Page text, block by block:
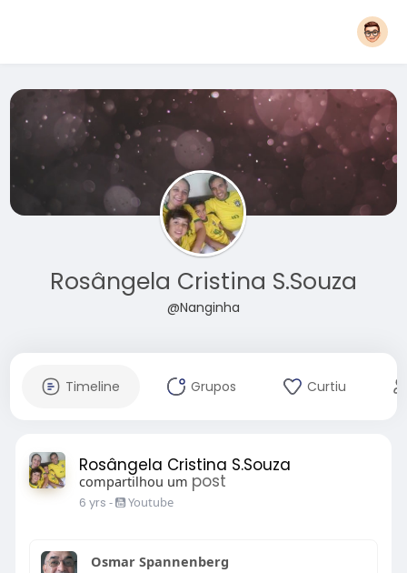
Rosângela Cristina S.Souza
@Nanginha
Timeline Grupos Curtiu
Rosângela Cristina S.Souza
compartilhou um post
6 yrs - Youtube
Osmar Spannenberg